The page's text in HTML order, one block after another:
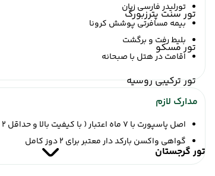
تور سنت پترزبورگ
تور مسکو
تور ترکیبی روسیه
تور گرجستان
آتا
به تهران ,فرودگاه بین‌المللی امام خمینی
مدت پرواز : 03:00
تورلیدر فارسی زبان
بیمه مسافرتی پوشش کرونا
بلیط رفت و برگشت
اقامت در هتل با صبحانه
مدارک لازم
اصل پاسپورت با 7 ماه اعتبار ( با کیفیت بالا و حداقل 2 صفحه خالی )
گواهی واکسن بارکد دار معتبر برای 2 دوز کامل